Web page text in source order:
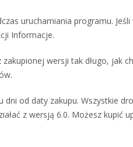
uruchamiania programu.
Informacje.
wersji tak długo, jak
od daty zakupu. Wszystkie
z wersją 6.0. Możesz